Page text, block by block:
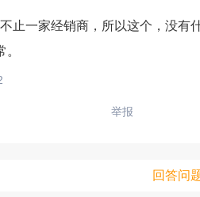
止一家经销商，所以这个，没有
举报
回答问